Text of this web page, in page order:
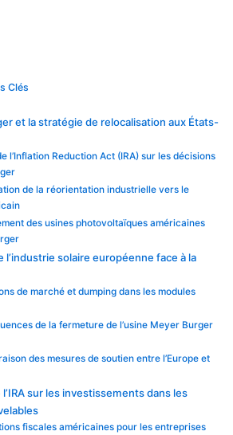
Clés
et la stratégie de relocalisation aux États-
l’Inflation Reduction Act (IRA) sur les décisions
de la réorientation industrielle vers le
des usines photovoltaïques américaines
l’industrie solaire européenne face à la
de marché et dumping dans les modules
de la fermeture de l’usine Meyer Burger
des mesures de soutien entre l’Europe et
l’IRA sur les investissements dans les
fiscales américaines pour les entreprises